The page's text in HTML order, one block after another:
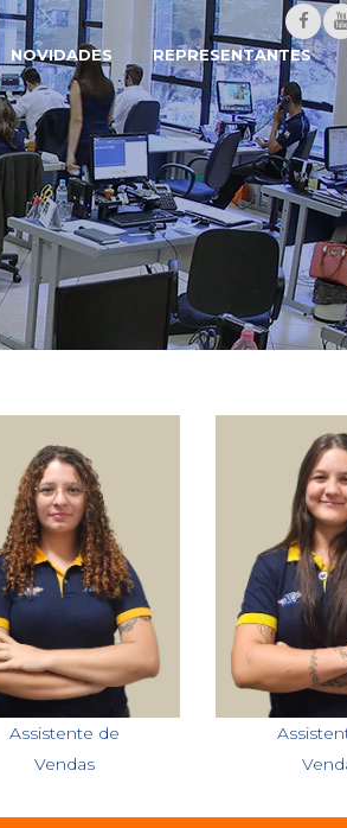
NOVIDADES REPRESENTANTES
Emanuelle
Assistente de
Vendas